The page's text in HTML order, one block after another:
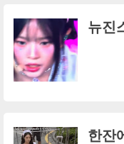
뉴진
한잔